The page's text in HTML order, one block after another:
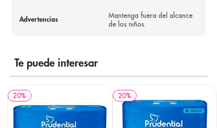
Advertencias
Mantenga fuera del alcance
de los niños.
Te puede interesar
20% 20%